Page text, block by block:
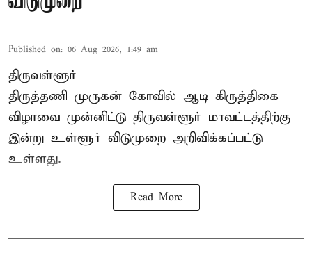
Published on: 06 Aug 2026, 1:49 am
திருவள்ளூர்
திருத்தணி முருகன் கோவில் ஆடி கிருத்திகை
விழாவை முன்னிட்டு திருவள்ளூர் மாவட்டத்திற்கு
இன்று உள்ளூர் விடுமுறை அறிவிக்கப்பட்டு
உள்ளது.
Read More